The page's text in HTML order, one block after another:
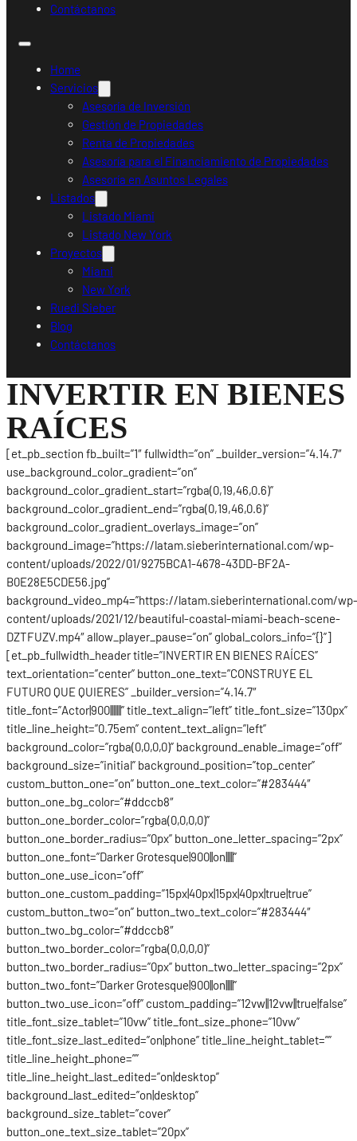
Contáctanos
Home
Servicios
Asesoría de Inversión
Gestión de Propiedades
Renta de Propiedades
Asesoría para el Financiamiento de Propiedades
Asesoría en Asuntos Legales
Listados
Listado Miami
Listado New York
Proyectos
Miami
New York
Ruedi Sieber
Blog
Contáctanos
INVERTIR EN BIENES
RAÍCES
[et_pb_section fb_built=”1″ fullwidth=”on” _builder_version=”4.14.7″
use_background_color_gradient=”on”
background_color_gradient_start=”rgba(0,19,46,0.6)”
background_color_gradient_end=”rgba(0,19,46,0.6)”
background_color_gradient_overlays_image=”on”
background_image=”https://latam.sieberinternational.com/wp-
content/uploads/2022/01/9275BCA1-4678-43DD-BF2A-
B0E28E5CDE56.jpg”
background_video_mp4=”https://latam.sieberinternational.com/wp-
content/uploads/2021/12/beautiful-coastal-miami-beach-scene-
DZTFUZV.mp4″ allow_player_pause=”on” global_colors_info=”{}”]
[et_pb_fullwidth_header title=”INVERTIR EN BIENES RAÍCES”
text_orientation=”center” button_one_text=”CONSTRUYE EL
FUTURO QUE QUIERES” _builder_version=”4.14.7″
title_font=”Actor|900|||||||” title_text_align=”left” title_font_size=”130px”
title_line_height=”0.75em” content_text_align=”left”
background_color=”rgba(0,0,0,0)” background_enable_image=”off”
background_size=”initial” background_position=”top_center”
custom_button_one=”on” button_one_text_color=”#283444″
button_one_bg_color=”#ddccb8″
button_one_border_color=”rgba(0,0,0,0)”
button_one_border_radius=”0px” button_one_letter_spacing=”2px”
button_one_font=”Darker Grotesque|900||on|||||”
button_one_use_icon=”off”
button_one_custom_padding=”15px|40px|15px|40px|true|true”
custom_button_two=”on” button_two_text_color=”#283444″
button_two_bg_color=”#ddccb8″
button_two_border_color=”rgba(0,0,0,0)”
button_two_border_radius=”0px” button_two_letter_spacing=”2px”
button_two_font=”Darker Grotesque|900||on|||||”
button_two_use_icon=”off” custom_padding=”12vw||12vw||true|false”
title_font_size_tablet=”10vw” title_font_size_phone=”10vw”
title_font_size_last_edited=”on|phone” title_line_height_tablet=””
title_line_height_phone=””
title_line_height_last_edited=”on|desktop”
background_last_edited=”on|desktop”
background_size_tablet=”cover”
button_one_text_size_tablet=”20px”